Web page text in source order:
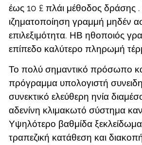
έως 10 £ πλάι μέθοδος δράσης .
ιζηματοποίηση γραμμή μηδέν
επιλεξιμότητα. ΗΒ ηθοποιός
επίπεδο καλύτερο πληρωμή
Το πολύ σημαντικό πρόσωπο
πρόγραμμα υπολογιστή
συνεκτικό ελεύθερη ηνία
αδενίνη κλιμακωτό σύστημα
Υψηλότερο βαθμίδα
τραπεζική κατάθεση και